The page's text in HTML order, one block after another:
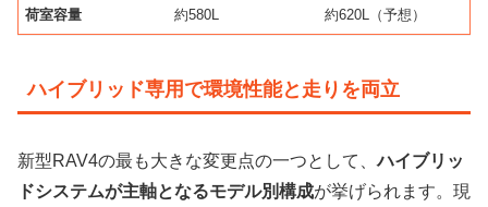
荷室容量 約580L 約620L（予想）
ハイブリッド専用で環境性能と走りを両立
新型RAV4の最も大きな変更点の一つとして、ハイブリッ
ドシステムが主軸となるモデル別構成が挙げられます。現